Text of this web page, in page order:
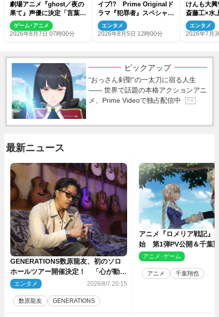
劇場アニメ『ghost／夜の
果て』声優に決定「言葉に
はできない沢山の感情を思
い出しました」
ゲーム･アニメ
2026年8月7日 07時00分
イブ!? Prime Originalド
ラマ『犯罪者』スペシャル
メイキング映像が公開
エンタメ
2026年8月5日 12時00分
けんも大
斎藤工×水
者』ビハ
解禁
エンタメ
2026年7月
ピックアップ
“おっさん剣聖”の一太刀に宿る人生
―― 世界で話題の本格アクションアニ
メ、Prime Videoで独占配信中
P R
最新ニュース
GENERATIONS数原龍友、初のソロ
ホールツアー開催決定！ 「心が動い
た瞬間を、音に乗せてお届けできれ
エンタメ 2026/8/7 20:15
数原龍友 GENERATIONS
アニメ『ロメリア戦記』
始 第1弾PV公開＆千葉
ャスト4人を発表
アニメ･ゲーム
アニメ 千葉翔也